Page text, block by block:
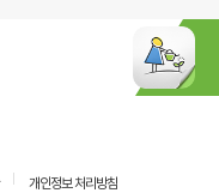
개인정보 처리방침